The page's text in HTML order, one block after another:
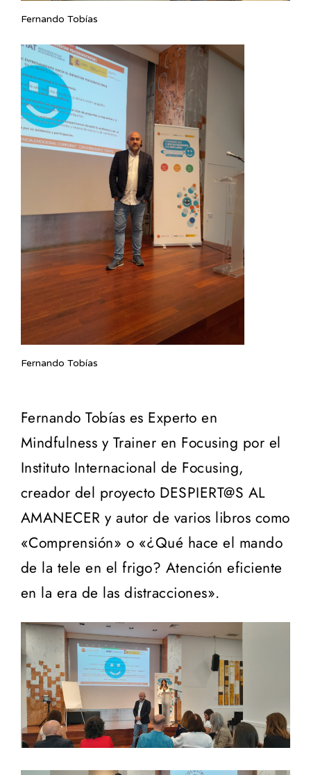
Fernando Tobías
Fernando Tobías
Fernando Tobías es Experto en
Mindfulness y Trainer en Focusing por el
Instituto Internacional de Focusing,
creador del proyecto DESPIERT@S AL
AMANECER y autor de varios libros como
«Comprensión» o «¿Qué hace el mando
de la tele en el frigo? Atención eficiente
en la era de las distracciones».